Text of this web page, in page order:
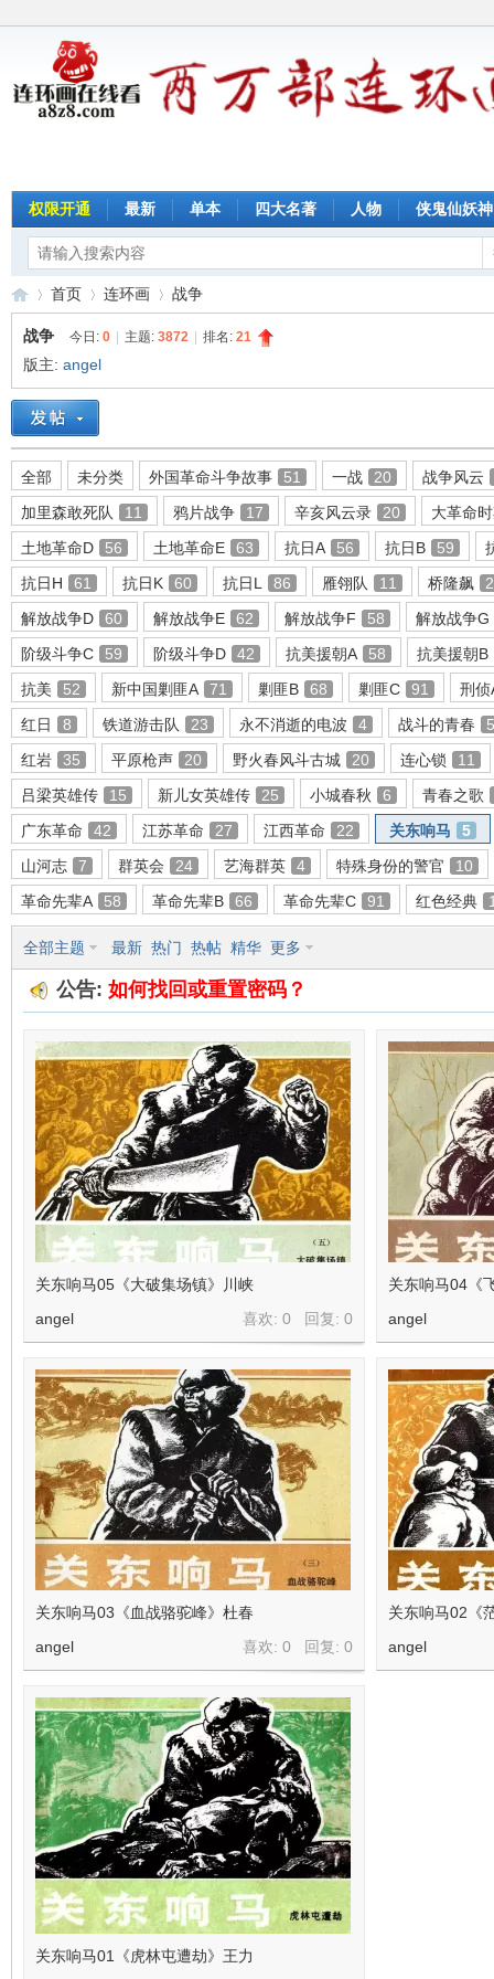
权限开通 最新 单本 四大名著 人物 侠鬼仙妖神
连
环
画
»
首页
›
连环画
›
战争
战争 今日: 0 主题: 3872 排名: 21
版主: angel
全部 未分类 外国革命斗争故事 51 一战 20
战争风云
加里森敢死队
11 鸦片战争 17 辛亥风云录 20
大革命
土地革命D
56 土地革命E 63 抗日A 56 抗日B 59
抗日H
61 抗日K 60 抗日L 86 雁翎队 11 桥隆飙
解放战争D
60 解放战争E 62 解放战争F 58
解放战争G
阶级斗争C
59 阶级斗争D 42 抗美援朝A 58
抗美援朝B
抗美
52 新中国剿匪A 71 剿匪B 68 剿匪C 91
刑侦
红日
8 铁道游击队 23 永不消逝的电波 4 战斗的青春
5
红岩
35 平原枪声 20 野火春风斗古城 20 连心锁
11
吕梁英雄传
15 新儿女英雄传 25 小城春秋 6
青春之歌
广东革命
42 江苏革命 27 江西革命 22 关东响马
5
山河志
7 群英会 24 艺海群英 4 特殊身份的警官
10
革命先辈A
58 革命先辈B 66 革命先辈C 91 红色经典
全部主题 最新 热门 热帖 精华 更多
公告: 如何找回或重置密码？
关东响马05《大破集场镇》川峡
喜欢: 0 回复: 0
angel
关东响马04《
angel
关东响马03《血战骆驼峰》杜春
喜欢: 0 回复: 0
angel
关东响马02《
angel
关东响马01《虎林屯遭劫》王力